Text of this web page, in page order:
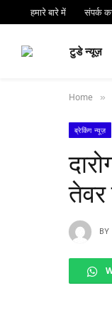
हमारे बारे में संपर्क
टुडे न्यूज़
Home »
ब्रेकिंग न्यूज़
तेवर
BY